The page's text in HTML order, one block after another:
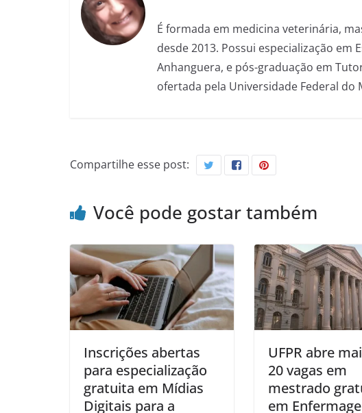
É formada em medicina veterinária,
desde 2013. Possui especialização em
Anhanguera, e pós-graduação em
ofertada pela Universidade Federal do
Compartilhe esse post:
Você pode gostar também
Inscrições abertas
para especialização
gratuita em Mídias
Digitais para a
UFPR abre
20 vagas em
mestrado
em